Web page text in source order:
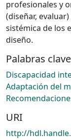
profesionales y
(diseñar,
sistémica de los
diseño.
Palabras clave
Discapacidad
Adaptación del
URI
http://